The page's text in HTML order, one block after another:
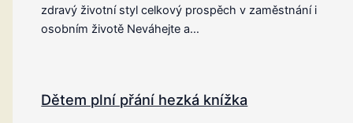
zdravý životní styl celkový prospěch v zaměstnání i
osobním životě Neváhejte a…
Dětem plní přání hezká knížka